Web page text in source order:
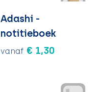
Adashi -
notitieboek
vanaf € 1,30